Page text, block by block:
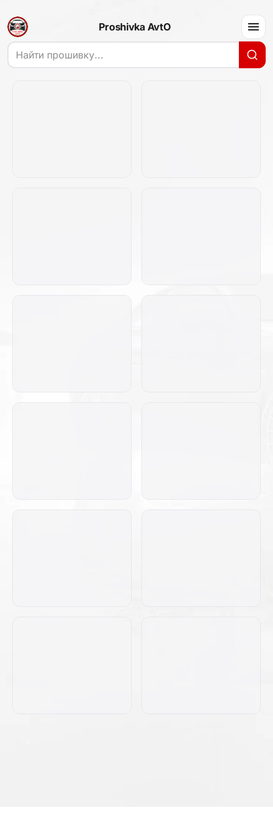
Proshivka AvtO